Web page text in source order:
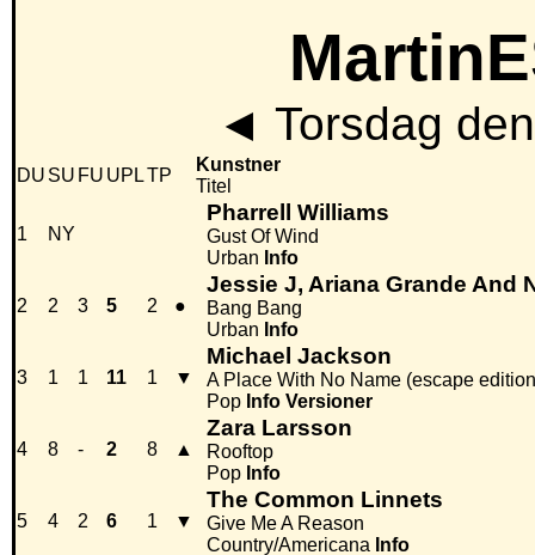
◄ Torsdag
DU SU FU UPLTP
Kunstner
Titel
1 NY
Pharrell Williams
Gust Of Wind
Urban Info
2 2 3 5 2 ●
Jessie J, Ariana Grande And
Bang Bang
Urban Info
3 1 1 11 1 ▼
Michael Jackson
A Place With No Name (escape
Pop Info Versioner
4 8 - 2 8 ▲
Zara Larsson
Rooftop
Pop Info
5 4 2 6 1 ▼
The Common Linnets
Give Me A Reason
Country/Americana Info